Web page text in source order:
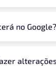
no Google?​